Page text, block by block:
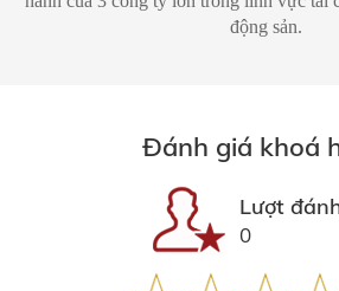
động sản.
Đánh giá khoá
Lượt
0